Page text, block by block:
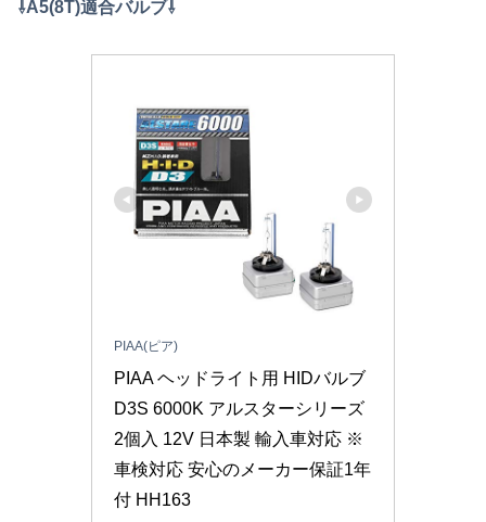
⇩A5(8T)適合バルブ⇩
PIAA(ピア)
PIAA ヘッドライト用 HIDバルブ
D3S 6000K アルスターシリーズ
2個入 12V 日本製 輸入車対応 ※
車検対応 安心のメーカー保証1年
付 HH163